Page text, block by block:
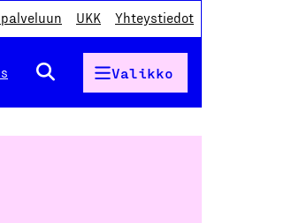
UKK Yhteystiedot
Valikko